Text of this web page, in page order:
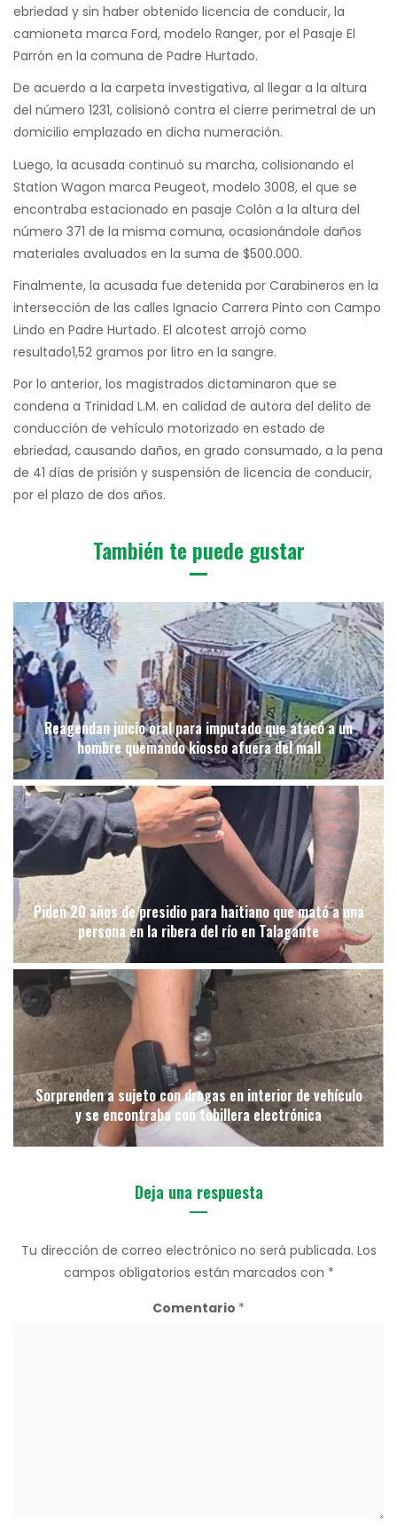
ebriedad y sin haber obtenido licencia de conducir, la
camioneta marca Ford, modelo Ranger, por el Pasaje El
Parrón en la comuna de Padre Hurtado.
De acuerdo a la carpeta investigativa, al llegar a la altura
del número 1231, colisionó contra el cierre perimetral de un
domicilio emplazado en dicha numeración.
Luego, la acusada continuó su marcha, colisionando el
Station Wagon marca Peugeot, modelo 3008, el que se
encontraba estacionado en pasaje Colón a la altura del
número 371 de la misma comuna, ocasionándole daños
materiales avaluados en la suma de $500.000.
Finalmente, la acusada fue detenida por Carabineros en la
intersección de las calles Ignacio Carrera Pinto con Campo
Lindo en Padre Hurtado. El alcotest arrojó como
resultado1,52 gramos por litro en la sangre.
Por lo anterior, los magistrados dictaminaron que se
condena a Trinidad L.M. en calidad de autora del delito de
conducción de vehículo motorizado en estado de
ebriedad, causando daños, en grado consumado, a la pena
de 41 días de prisión y suspensión de licencia de conducir,
por el plazo de dos años.
También te puede gustar
Reagendan juicio oral para imputado que atacó a un
hombre quemando kiosco afuera del mall
Piden 20 años de presidio para haitiano que mató a una
persona en la ribera del río en Talagante
Sorprenden a sujeto con drogas en interior de vehículo
y se encontraba con tobillera electrónica
Deja una respuesta
Tu dirección de correo electrónico no será publicada. Los
campos obligatorios están marcados con *
Comentario *